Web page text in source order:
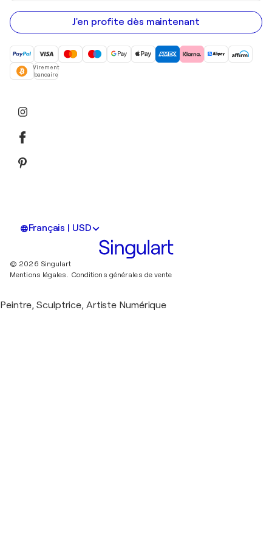
e-
mail
J'en profite dès maintenant
Virement
bancaire
Français | USD
© 2026 Singulart
Mentions légales. Conditions générales de vente
Peintre, Sculptrice, Artiste Numérique